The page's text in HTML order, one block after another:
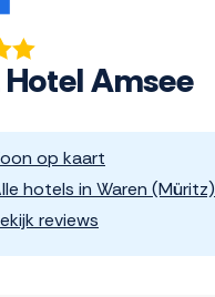
Amsee
op kaart
hotels in Waren (Müritz)
reviews